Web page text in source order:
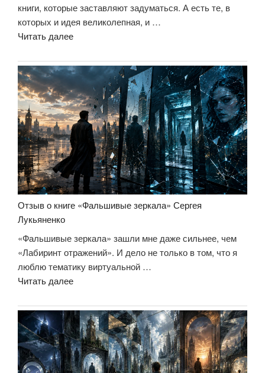
книги, которые заставляют задуматься. А есть те, в
которых и идея великолепная, и …
Читать далее««Черновик».
кто
ты,
если
у
тебя
забрать
всё?»
Отзыв о книге «Фальшивые зеркала» Сергея
Лукьяненко
«Фальшивые зеркала» зашли мне даже сильнее, чем
«Лабиринт отражений». И дело не только в том, что я
люблю тематику виртуальной …
Читать далее«Отзыв
книге
«Фальшивые
зеркала»
Сергея
Лукьяненко»